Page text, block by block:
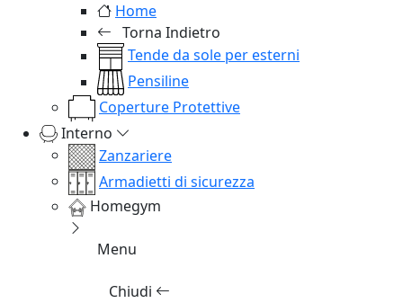
Home
Torna Indietro
Tende da sole per esterni
Pensiline
Coperture Protettive
Interno
Zanzariere
Armadietti di sicurezza
Homegym
Menu
Chiudi